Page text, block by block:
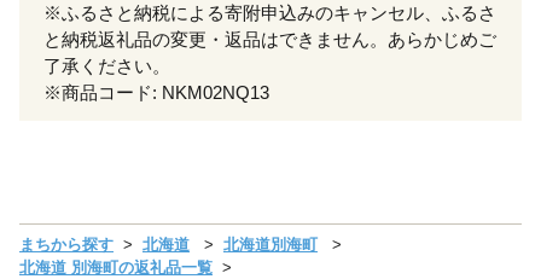
※ふるさと納税による寄附申込みのキャンセル、ふるさ
と納税返礼品の変更・返品はできません。あらかじめご
了承ください。
※商品コード: NKM02NQ13
まちから探す 北海道
北海道別海町
北海道 別海町の返礼品一覧